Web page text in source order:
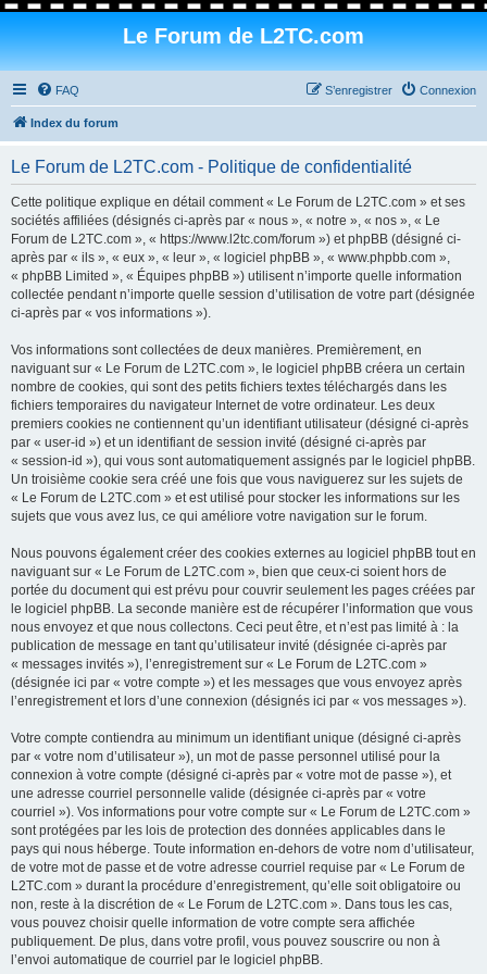
Le Forum de L2TC.com
FAQ Connexion
S’enregistrer
Index du forum
Le Forum de L2TC.com - Politique de confidentialité
Cette politique explique en détail comment « Le Forum de L2TC.com » et ses
sociétés affiliées (désignés ci-après par « nous », « notre », « nos », « Le
Forum de L2TC.com », « https://www.l2tc.com/forum ») et phpBB (désigné ci-
après par « ils », « eux », « leur », « logiciel phpBB », « www.phpbb.com »,
« phpBB Limited », « Équipes phpBB ») utilisent n’importe quelle information
collectée pendant n’importe quelle session d’utilisation de votre part (désignée
ci-après par « vos informations »).
Vos informations sont collectées de deux manières. Premièrement, en
naviguant sur « Le Forum de L2TC.com », le logiciel phpBB créera un certain
nombre de cookies, qui sont des petits fichiers textes téléchargés dans les
fichiers temporaires du navigateur Internet de votre ordinateur. Les deux
premiers cookies ne contiennent qu’un identifiant utilisateur (désigné ci-après
par « user-id ») et un identifiant de session invité (désigné ci-après par
« session-id »), qui vous sont automatiquement assignés par le logiciel phpBB.
Un troisième cookie sera créé une fois que vous naviguerez sur les sujets de
« Le Forum de L2TC.com » et est utilisé pour stocker les informations sur les
sujets que vous avez lus, ce qui améliore votre navigation sur le forum.
Nous pouvons également créer des cookies externes au logiciel phpBB tout en
naviguant sur « Le Forum de L2TC.com », bien que ceux-ci soient hors de
portée du document qui est prévu pour couvrir seulement les pages créées par
le logiciel phpBB. La seconde manière est de récupérer l’information que vous
nous envoyez et que nous collectons. Ceci peut être, et n’est pas limité à : la
publication de message en tant qu’utilisateur invité (désignée ci-après par
« messages invités »), l’enregistrement sur « Le Forum de L2TC.com »
(désignée ici par « votre compte ») et les messages que vous envoyez après
l’enregistrement et lors d’une connexion (désignés ici par « vos messages »).
Votre compte contiendra au minimum un identifiant unique (désigné ci-après
par « votre nom d’utilisateur »), un mot de passe personnel utilisé pour la
connexion à votre compte (désigné ci-après par « votre mot de passe »), et
une adresse courriel personnelle valide (désignée ci-après par « votre
courriel »). Vos informations pour votre compte sur « Le Forum de L2TC.com »
sont protégées par les lois de protection des données applicables dans le
pays qui nous héberge. Toute information en-dehors de votre nom d’utilisateur,
de votre mot de passe et de votre adresse courriel requise par « Le Forum de
L2TC.com » durant la procédure d’enregistrement, qu’elle soit obligatoire ou
non, reste à la discrétion de « Le Forum de L2TC.com ». Dans tous les cas,
vous pouvez choisir quelle information de votre compte sera affichée
publiquement. De plus, dans votre profil, vous pouvez souscrire ou non à
l’envoi automatique de courriel par le logiciel phpBB.